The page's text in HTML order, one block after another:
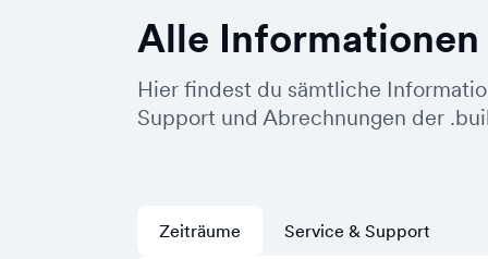
Alle Informationen
Hier findest du sämtliche
Support und Abrechnungen der
Zeiträume Service & Support